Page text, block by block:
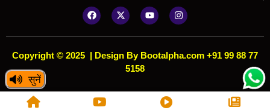
सुनें
Copyright © 2025 | Design By Bootalpha.com +91 99 88 77
5158